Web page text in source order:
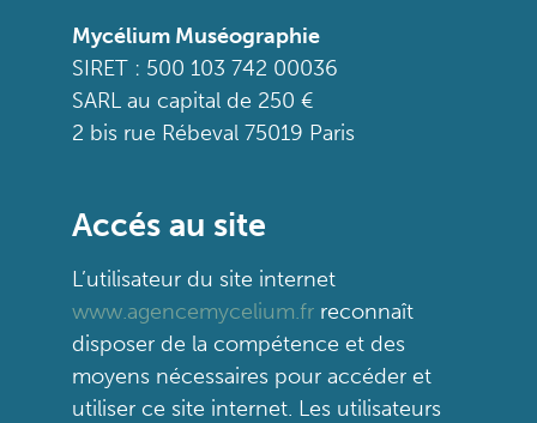
Mycélium Muséographie
SIRET : 500 103 742 00036
SARL au capital de 250 €
2 bis rue Rébeval 75019 Paris
Accés au site
L’utilisateur du site internet
www.agencemycelium.fr reconnaît
disposer de la compétence et des
moyens nécessaires pour accéder et
utiliser ce site internet. Les utilisateurs